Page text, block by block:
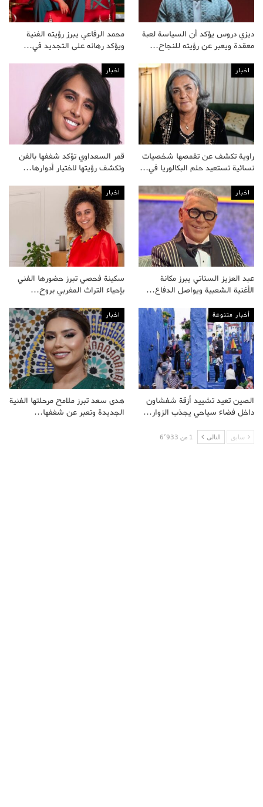
ديزي دروس يؤكد أن السياسة لعبة
معقدة ويعبر عن رؤيته للنجاح…
محمد الرفاعي يبرز رؤيته الفنية
ويؤكد رهانه على التجديد في…
اخبار
راوية تكشف عن تقمصها شخصيات
نسائية تستعيد حلم البكالوريا في…
اخبار
قمر السعداوي تؤكد شغفها بالفن
وتكشف رؤيتها لاختيار أدوارها…
اخبار
عبد العزيز الستاتي يبرز مكانة
الأغنية الشعبية ويواصل الدفاع…
اخبار
سكينة فحصي تبرز حضورها الفني
بإحياء التراث المغربي بروح…
أخبار متنوعة
الصين تعيد تشييد أزقة شفشاون
داخل فضاء سياحي يجذب الزوار…
اخبار
هدى سعد تبرز ملامح مرحلتها الفنية
الجديدة وتعبر عن شغفها…
سابق التالى 1 من 6٬933